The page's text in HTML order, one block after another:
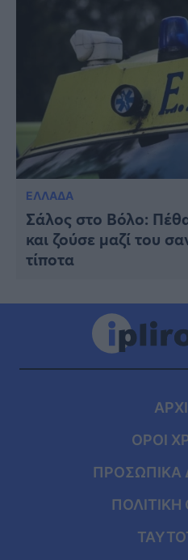
ΕΛΛΑΔΑ
Σάλος στο Βόλο:
και ζούσε μαζί του
τίποτα
ΟΡΟΙ
ΠΟΛΙΤΙΚΗ